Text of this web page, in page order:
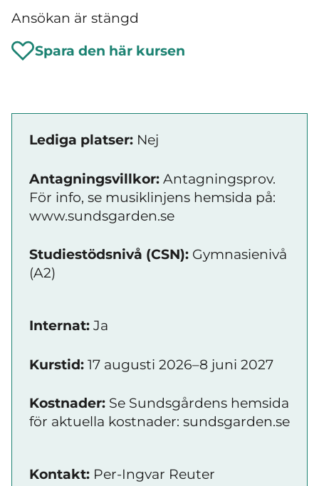
Ansökan är stängd
Spara den här kursen
Lediga platser: Nej
Antagningsvillkor: Antagningsprov.
För info, se musiklinjens hemsida på:
www.sundsgarden.se
Studiestödsnivå (CSN): Gymnasienivå
(A2)
Internat: Ja
Kurstid: 17 augusti 2026–8 juni 2027
Kostnader: Se Sundsgårdens hemsida
för aktuella kostnader: sundsgarden.se
Kontakt: Per-Ingvar Reuter